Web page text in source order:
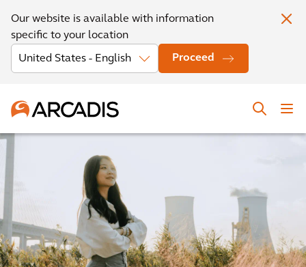
Our website is available with information
specific to your location
Proceed